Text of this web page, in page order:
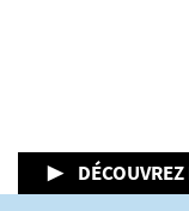
▶ DÉCOUVREZ